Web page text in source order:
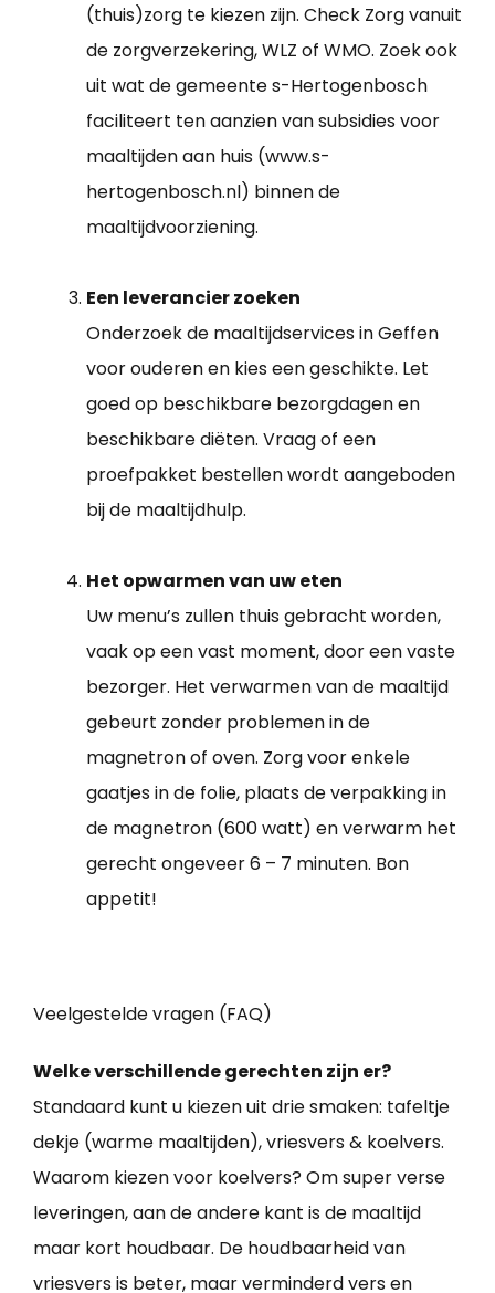
(thuis)zorg te kiezen zijn. Check Zorg vanuit
de zorgverzekering, WLZ of WMO. Zoek ook
uit wat de gemeente s-Hertogenbosch
faciliteert ten aanzien van subsidies voor
maaltijden aan huis (www.s-
hertogenbosch.nl) binnen de
maaltijdvoorziening.
Een leverancier zoeken
Onderzoek de maaltijdservices in Geffen
voor ouderen en kies een geschikte. Let
goed op beschikbare bezorgdagen en
beschikbare diëten. Vraag of een
proefpakket bestellen wordt aangeboden
bij de maaltijdhulp.
Het opwarmen van uw eten
Uw menu’s zullen thuis gebracht worden,
vaak op een vast moment, door een vaste
bezorger. Het verwarmen van de maaltijd
gebeurt zonder problemen in de
magnetron of oven. Zorg voor enkele
gaatjes in de folie, plaats de verpakking in
de magnetron (600 watt) en verwarm het
gerecht ongeveer 6 – 7 minuten. Bon
appetit!
Veelgestelde vragen (FAQ)
Welke verschillende gerechten zijn er?
Standaard kunt u kiezen uit drie smaken: tafeltje
dekje (warme maaltijden), vriesvers & koelvers.
Waarom kiezen voor koelvers? Om super verse
leveringen, aan de andere kant is de maaltijd
maar kort houdbaar. De houdbaarheid van
vriesvers is beter, maar verminderd vers en